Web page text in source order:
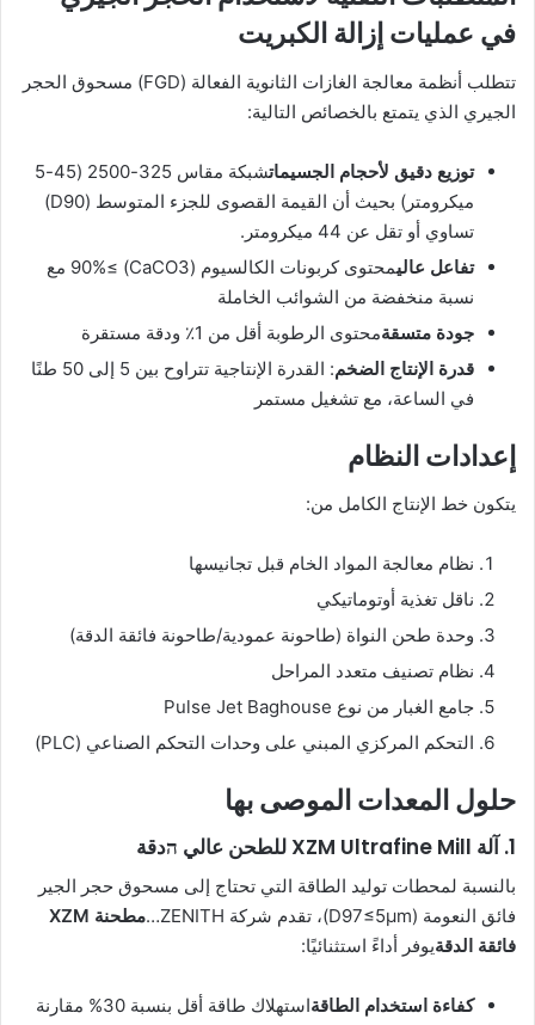
في عمليات إزالة الكبريت
تتطلب أنظمة معالجة الغازات الثانوية الفعالة (FGD) مسحوق الحجر
الجيري الذي يتمتع بالخصائص التالية:
توزيع دقيق لأحجام الجسيمات
شبكة مقاس 325-2500 (45-5
ميكرومتر) بحيث أن القيمة القصوى للجزء المتوسط (D90)
تساوي أو تقل عن 44 ميكرومتر.
تفاعل عالي
محتوى كربونات الكالسيوم (CaCO3) ≥90% مع
نسبة منخفضة من الشوائب الخاملة
جودة متسقةمحتوى الرطوبة أقل من 1٪ ودقة مستقرة
قدرة الإنتاج الضخم
: القدرة الإنتاجية تتراوح بين 5 إلى 50 طنًا
في الساعة، مع تشغيل مستمر
إعدادات النظام
يتكون خط الإنتاج الكامل من:
نظام معالجة المواد الخام قبل تجانيسها
ناقل تغذية أوتوماتيكي
وحدة طحن النواة (طاحونة عمودية/طاحونة فائقة الدقة)
نظام تصنيف متعدد المراحل
جامع الغبار من نوع Pulse Jet Baghouse
التحكم المركزي المبني على وحدات التحكم الصناعي (PLC)
حلول المعدات الموصى بها
1. آلة XZM Ultrafine Mill للطحن عالي הدقة
بالنسبة لمحطات توليد الطاقة التي تحتاج إلى مسحوق حجر الجير
فائق النعومة (D97≤5μm)، تقدم شركة ZENITH…
مطحنة XZM
فائقة الدقةيوفر أداءً استثنائيًا:
كفاءة استخدام الطاقة
استهلاك طاقة أقل بنسبة 30% مقارنة